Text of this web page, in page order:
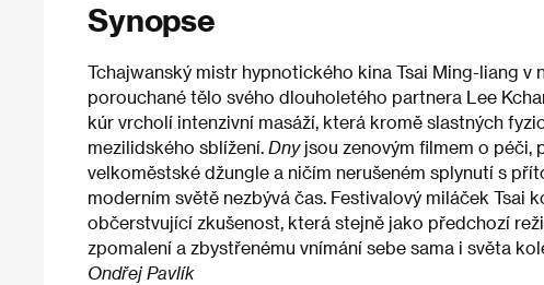
Synopse
Tchajwanský mistr hypnotického kina Tsai Ming-liang v
porouchané tělo svého dlouholetého partnera Lee
kúr vrcholí intenzivní masáží, která kromě slastných
mezilidského sblížení. Dnyjsou zenovým filmem o péči,
velkoměstské džungle a ničím nerušeném splynutí s
moderním světě nezbývá čas. Festivalový miláček Tsai
občerstvující zkušenost, která stejně jako předchozí
zpomalení a zbystřenému vnímání sebe sama i světa
Ondřej Pavlík